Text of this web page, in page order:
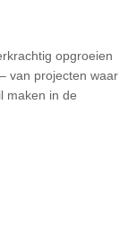
opgroeien
van projecten waar
maken in de